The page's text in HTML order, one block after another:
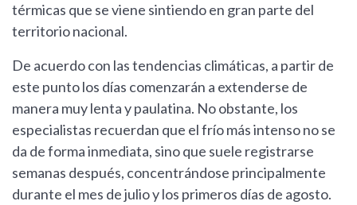
térmicas que se viene sintiendo en gran parte del
territorio nacional.
De acuerdo con las tendencias climáticas, a partir de
este punto los días comenzarán a extenderse de
manera muy lenta y paulatina. No obstante, los
especialistas recuerdan que el frío más intenso no se
da de forma inmediata, sino que suele registrarse
semanas después, concentrándose principalmente
durante el mes de julio y los primeros días de agosto.